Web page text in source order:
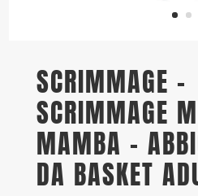
SCRIMMAGE –
SCRIMMAGE
MAMBA –
DA BASKET